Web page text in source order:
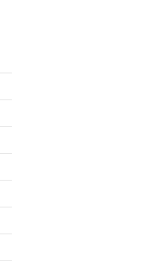
Kenaikan Dana
Siap Bawa ke